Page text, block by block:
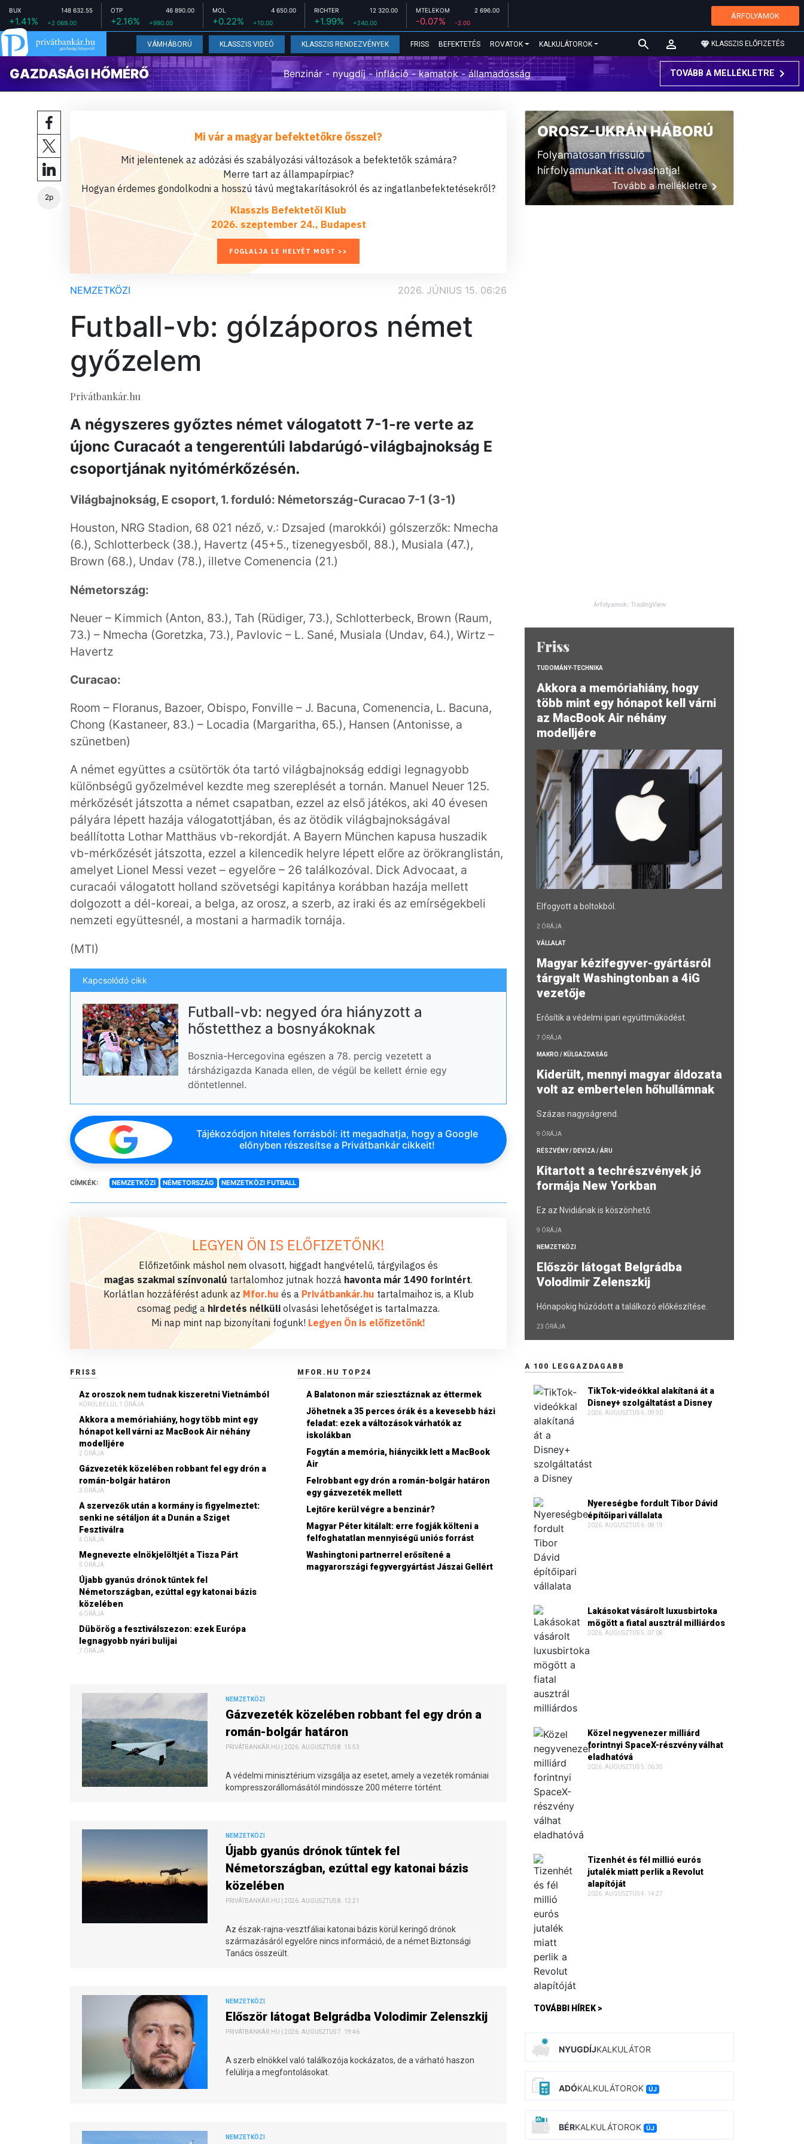
BUX 148 632.55
+1.41% +2 069.00
OTP 46 890.00
+2.16% +990.00
MOL 4 650.00
+0.22% +10.00
RICHTER 12 320.00
+1.99% +240.00
MTELEKOM 2 696.00
-0.07% -2.00
ÁRFOLYAMOK
VÁMHÁBORÚ KLASSZIS VIDEÓ KLASSZIS RENDEZVÉNYEK FRISS BEFEKTETÉS ROVATOK KALKULÁTOROK KLASSZIS ELŐFIZETÉS
GAZDASÁGI HŐMÉRŐ Benzinár - nyugdíj - infláció - kamatok - államadósság TOVÁBB A MELLÉKLETRE
2p
Mi vár a magyar befektetőkre ősszel?
Mit jelentenek az adózási és szabályozási változások a befektetők számára?
Merre tart az állampapírpiac?
Hogyan érdemes gondolkodni a hosszú távú megtakarításokról és az ingatlanbefektetésekről?
Klasszis Befektetői Klub
2026. szeptember 24., Budapest
FOGLALJA LE HELYÉT MOST >>
NEMZETKÖZI 2026. JÚNIUS 15. 06:26
Futball-vb: gólzáporos német
győzelem
Privátbankár.hu
A négyszeres győztes német válogatott 7-1-re verte az
újonc Curacaót a tengerentúli labdarúgó-világbajnokság E
csoportjának nyitómérkőzésén.
Világbajnokság, E csoport, 1. forduló: Németország-Curacao 7-1 (3-1)
Houston, NRG Stadion, 68 021 néző, v.: Dzsajed (marokkói) gólszerzők: Nmecha
(6.), Schlotterbeck (38.), Havertz (45+5., tizenegyesből, 88.), Musiala (47.),
Brown (68.), Undav (78.), illetve Comenencia (21.)
Németország:
Neuer – Kimmich (Anton, 83.), Tah (Rüdiger, 73.), Schlotterbeck, Brown (Raum,
73.) – Nmecha (Goretzka, 73.), Pavlovic – L. Sané, Musiala (Undav, 64.), Wirtz –
Havertz
Curacao:
Room – Floranus, Bazoer, Obispo, Fonville – J. Bacuna, Comenencia, L. Bacuna,
Chong (Kastaneer, 83.) – Locadia (Margaritha, 65.), Hansen (Antonisse, a
szünetben)
A német együttes a csütörtök óta tartó világbajnokság eddigi legnagyobb
különbségű győzelmével kezdte meg szereplését a tornán. Manuel Neuer 125.
mérkőzését játszotta a német csapatban, ezzel az első játékos, aki 40 évesen
pályára lépett hazája válogatottjában, és az ötödik világbajnokságával
beállította Lothar Matthäus vb-rekordját. A Bayern München kapusa huszadik
vb-mérkőzését játszotta, ezzel a kilencedik helyre lépett előre az örökranglistán,
amelyet Lionel Messi vezet – egyelőre – 26 találkozóval. Dick Advocaat, a
curacaói válogatott holland szövetségi kapitánya korábban hazája mellett
dolgozott a dél-koreai, a belga, az orosz, a szerb, az iraki és az emírségekbeli
nemzeti együttesnél, a mostani a harmadik tornája.
(MTI)
Kapcsolódó cikk
Futball-vb: negyed óra hiányzott a
hőstetthez a bosnyákoknak
Bosznia-Hercegovina egészen a 78. percig vezetett a
társházigazda Kanada ellen, de végül be kellett érnie egy
döntetlennel.
Tájékozódjon hiteles forrásból: itt megadhatja, hogy a Google
előnyben részesítse a Privátbankár cikkeit!
CÍMKÉK: NEMZETKÖZI NÉMETORSZÁG NEMZETKÖZI FUTBALL
LEGYEN ÖN IS ELŐFIZETŐNK!
Előfizetőink máshol nem olvasott, higgadt hangvételű, tárgyilagos és
magas szakmai színvonalú tartalomhoz jutnak hozzá havonta már 1490 forintért.
Korlátlan hozzáférést adunk az Mfor.hu és a Privátbankár.hu tartalmaihoz is, a Klub
csomag pedig a hirdetés nélküli olvasási lehetőséget is tartalmazza.
Mi nap mint nap bizonyítani fogunk! Legyen Ön is előfizetőnk!
FRISS
Az oroszok nem tudnak kiszeretni Vietnámból
KÖRÜLBELÜL 1 ÓRÁJA
Akkora a memóriahiány, hogy több mint egy
hónapot kell várni az MacBook Air néhány
modelljére
2 ÓRÁJA
Gázvezeték közelében robbant fel egy drón a
román-bolgár határon
3 ÓRÁJA
A szervezők után a kormány is figyelmeztet:
senki ne sétáljon át a Dunán a Sziget
Fesztiválra
4 ÓRÁJA
Megnevezte elnökjelöltjét a Tisza Párt
5 ÓRÁJA
Újabb gyanús drónok tűntek fel
Németországban, ezúttal egy katonai bázis
közelében
6 ÓRÁJA
Dübörög a fesztiválszezon: ezek Európa
legnagyobb nyári bulijai
7 ÓRÁJA
MFOR.HU TOP24
A Balatonon már sziesztáznak az éttermek
Jöhetnek a 35 perces órák és a kevesebb házi
feladat: ezek a változások várhatók az
iskolákban
Fogytán a memória, hiánycikk lett a MacBook
Air
Felrobbant egy drón a román-bolgár határon
egy gázvezeték mellett
Lejtőre kerül végre a benzinár?
Magyar Péter kitálalt: erre fogják költeni a
felfoghatatlan mennyiségű uniós forrást
Washingtoni partnerrel erősítené a
magyarországi fegyvergyártást Jászai Gellért
NEMZETKÖZI
Gázvezeték közelében robbant fel egy drón a
román-bolgár határon
PRIVÁTBANKÁR.HU | 2026. AUGUSZTUS 8. 15:53
A védelmi minisztérium vizsgálja az esetet, amely a vezeték romániai
kompresszorállomásától mindössze 200 méterre történt.
NEMZETKÖZI
Újabb gyanús drónok tűntek fel
Németországban, ezúttal egy katonai bázis
közelében
PRIVÁTBANKÁR.HU | 2026. AUGUSZTUS 8. 12:21
Az észak-rajna-vesztfáliai katonai bázis körül keringő drónok
származásáról egyelőre nincs információ, de a német Biztonsági
Tanács összeült.
NEMZETKÖZI
Először látogat Belgrádba Volodimir Zelenszkij
PRIVÁTBANKÁR.HU | 2026. AUGUSZTUS 7. 19:46
A szerb elnökkel való találkozója kockázatos, de a várható haszon
felülírja a megfontolásokat.
NEMZETKÖZI
OROSZ-UKRÁN HÁBORÚ
Folyamatosan frissülő
hírfolyamunkat itt olvashatja!
Tovább a mellékletre
Árfolyamok: TradingView
Friss
TUDOMÁNY-TECHNIKA
Akkora a memóriahiány, hogy
több mint egy hónapot kell várni
az MacBook Air néhány
modelljére
Elfogyott a boltokból.
2 ÓRÁJA
VÁLLALAT
Magyar kézifegyver-gyártásról
tárgyalt Washingtonban a 4iG
vezetője
Erősítik a védelmi ipari együttműködést.
7 ÓRÁJA
MAKRO / KÜLGAZDASÁG
Kiderült, mennyi magyar áldozata
volt az embertelen hőhullámnak
Százas nagyságrend.
9 ÓRÁJA
RÉSZVÉNY / DEVIZA / ÁRU
Kitartott a techrészvények jó
formája New Yorkban
Ez az Nvidiának is köszönhető.
9 ÓRÁJA
NEMZETKÖZI
Először látogat Belgrádba
Volodimir Zelenszkij
Hónapokig húzódott a találkozó előkészítése.
23 ÓRÁJA
A 100 LEGGAZDAGABB
TikTok-videókkal alakítaná át a
Disney+ szolgáltatást a Disney
2026. AUGUSZTUS 6. 09:30
Nyereségbe fordult Tibor Dávid
építőipari vállalata
2026. AUGUSZTUS 6. 08:19
Lakásokat vásárolt luxusbirtoka
mögött a fiatal ausztrál milliárdos
2026. AUGUSZTUS 5. 07:08
Közel negyvenezer milliárd
forintnyi SpaceX-részvény válhat
eladhatóvá
2026. AUGUSZTUS 5. 06:35
Tizenhét és fél millió eurós
jutalék miatt perlik a Revolut
alapítóját
2026. AUGUSZTUS 4. 14:27
TOVÁBBI HÍREK >
NYUGDÍJKALKULÁTOR
ADÓKALKULÁTOROK ÚJ
BÉRKALKULÁTOROK ÚJ